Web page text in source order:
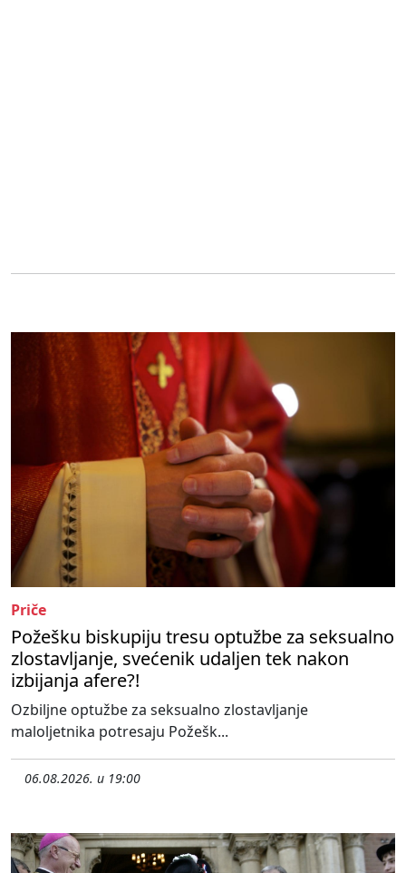
Priče
Požešku biskupiju tresu optužbe za seksualno
zlostavljanje, svećenik udaljen tek nakon
izbijanja afere?!
Ozbiljne optužbe za seksualno zlostavljanje
maloljetnika potresaju Požešk...
06.08.2026. u 19:00